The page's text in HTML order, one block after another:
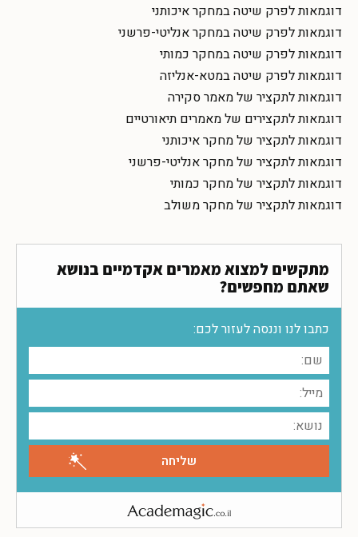
דוגמאות לפרק שיטה במחקר איכותני
דוגמאות לפרק שיטה במחקר אנליטי-פרשני
דוגמאות לפרק שיטה במחקר כמותי
דוגמאות לפרק שיטה במטא-אנליזה
דוגמאות לתקציר של מאמר סקירה
דוגמאות לתקצירים של מאמרים תיאורטיים
דוגמאות לתקציר של מחקר איכותני
דוגמאות לתקציר של מחקר אנליטי-פרשני
דוגמאות לתקציר של מחקר כמותי
דוגמאות לתקציר של מחקר משולב
מתקשים למצוא מאמרים אקדמיים בנושא
שאתם מחפשים?
כתבו לנו וננסה לעזור לכם: